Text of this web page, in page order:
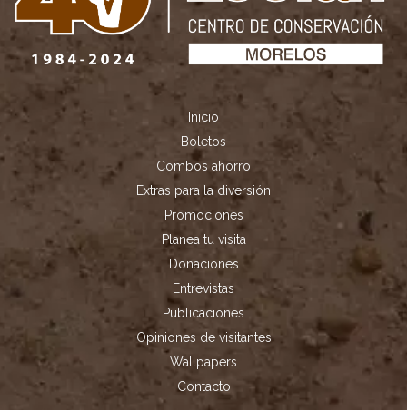
Inicio
Boletos
Combos ahorro
Extras para la diversión
Promociones
Planea tu visita
Donaciones
Entrevistas
Publicaciones
Opiniones de visitantes
Wallpapers
Contacto